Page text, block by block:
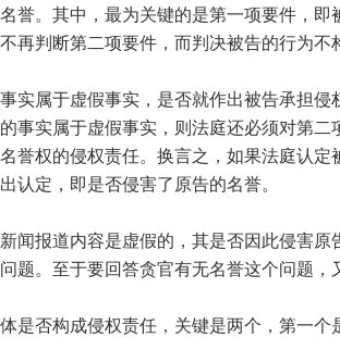
誉。其中，最为关键的是第一项要件，
再判断第二项要件，而判决被告的行为不
实属于虚假事实，是否就作出被告承担侵
事实属于虚假事实，则法庭还必须对第
誉权的侵权责任。换言之，如果法庭认
认定，即是否侵害了原告的名誉。
闻报道内容是虚假的，其是否因此侵害
题。至于要回答贪官有无名誉这个问题，
是否构成侵权责任，关键是两个，第一